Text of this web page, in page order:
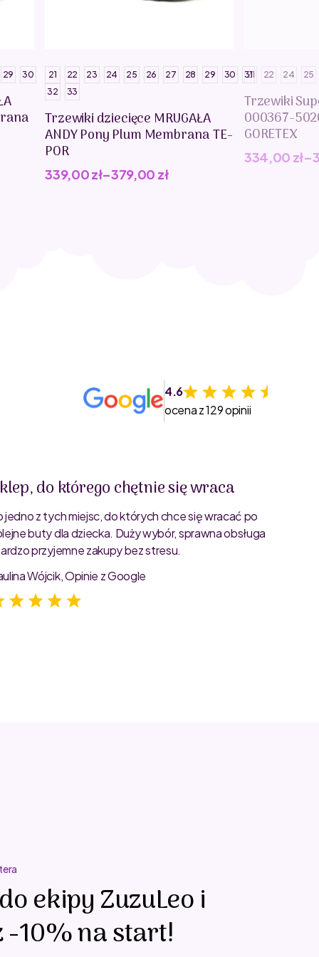
29 30 21 22 23 24 25 26 27 28 29 30
31
32
33
Trzewiki dziecięce MRUGAŁA
ANDY Pony Plum Membrana TE-
POR
339,00zł–379,00 zł
21 22 24 25
Trzewiki
000367-
GORETEX
334,00 zł–
4.6
ocena z 129 opinii
do którego chętnie się wraca
jedno z tych miejsc, do których chce się wracać po
buty dla dziecka. Duży wybór, sprawna obsługa
przyjemne zakupy bez stresu.
Wójcik, Opinie z Google
ekipy ZuzuLeo i
-10% na start!